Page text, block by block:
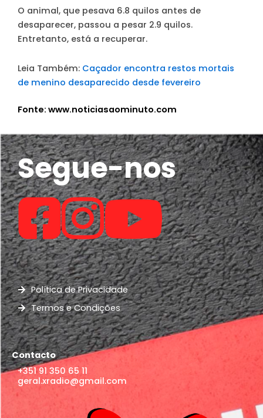
O animal, que pesava 6.8 quilos antes de
desaparecer, passou a pesar 2.9 quilos.
Entretanto, está a recuperar.
Leia Também: Caçador encontra restos mortais
de menino desaparecido desde fevereiro
Fonte: www.noticiasaominuto.com
Segue-nos
Política de Privacidade
Termos e Condições
Contacto
+351 91 350 65 11
geral.xradio@gmail.com